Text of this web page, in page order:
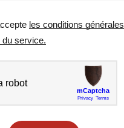
les conditions générales
du service.